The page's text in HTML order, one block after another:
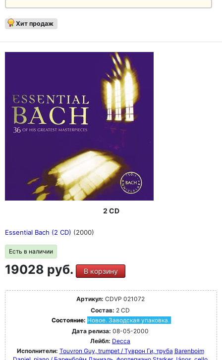
Хит продаж
2 CD
Essential Bach (2 CD) (2000)
Есть в наличии
19028 руб. В корзину
Артикул: CDVP 021072
Состав: 2 CD
Состояние: Новое. Заводская упаковка.
Дата релиза: 08-05-2000
Лейбл: Decca
Исполнители: Touvron Guy, trumpet / Туврон Ги, труба Barenboim